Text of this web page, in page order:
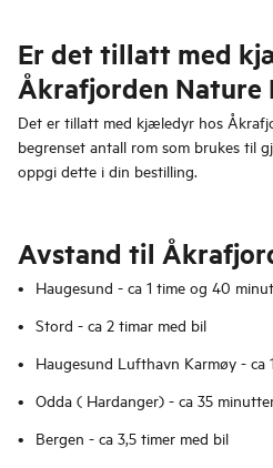
Er det tillatt med
Åkrafjorden Nature
Det er tillatt med kjæledyr hos
begrenset antall rom som brukes til
oppgi dette i din bestilling.
Avstand til
Haugesund - ca 1 time og 40
Stord - ca 2 timar med bil
Haugesund Lufthavn Karmøy -
Odda ( Hardanger) - ca 35
Bergen - ca 3,5 timer med bil